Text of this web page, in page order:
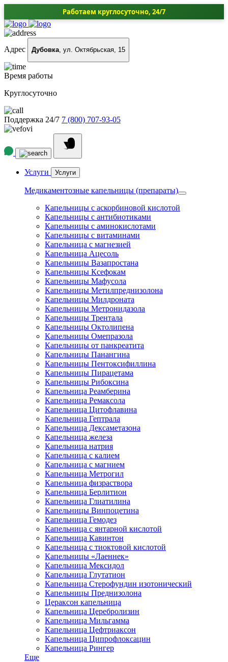
Работаем круглосуточно, 24/7
Адрес Дубовка, ул. Октябрьская, 15
Время работы
Круглосуточно
Поддержка 24/7 7 (800) 707-93-05
Услуги Услуги
Медикаментозные капельницы (препараты)
Капельницы с аскорбиновой кислотой
Капельницы с антибиотиками
Капельницы с аминокислотами
Капельницы с витаминами
Капельница с магнезией
Капельница Ацесоль
Капельницы Вазапростана
Капельницы Ксефокам
Капельницы Мафусола
Капельницы Метилпреднизолона
Капельницы Милдроната
Капельницы Метронидазола
Капельницы Трентала
Капельницы Октолипена
Капельницы Омепразола
Капельницы от панкреатита
Капельницы Панангина
Капельницы Пентоксифиллина
Капельницы Пирацетама
Капельницы Рибоксина
Капельница Реамберина
Капельница Ремаксола
Капельница Цитофлавина
Капельница Гептрала
Капельница Дексаметазона
Капельница железа
Капельница натрия
Капельница с калием
Капельница с магнием
Капельница Метрогил
Капельница физраствора
Капельница Берлитион
Капельница Глиатилина
Капельницы Винпоцетина
Капельница Гемодез
Капельница с янтарной кислотой
Капельница Кавинтон
Капельница с тиоктовой кислотой
Капельницы «Лаеннек»
Капельница Мексидол
Капельница Глутатион
Капельница Стерофундин изотонический
Капельницы Преднизолона
Цераксон капельница
Капельница Церебролизин
Капельница Мильгамма
Капельница Цефтриаксон
Капельница Ципрофлоксацин
Капельница Рингер
Еще